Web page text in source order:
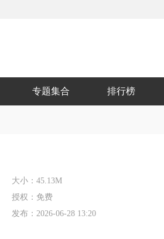
专题集合 排行榜
大小：45.13M
授权： 免费
发布：2026-06-28 13:20